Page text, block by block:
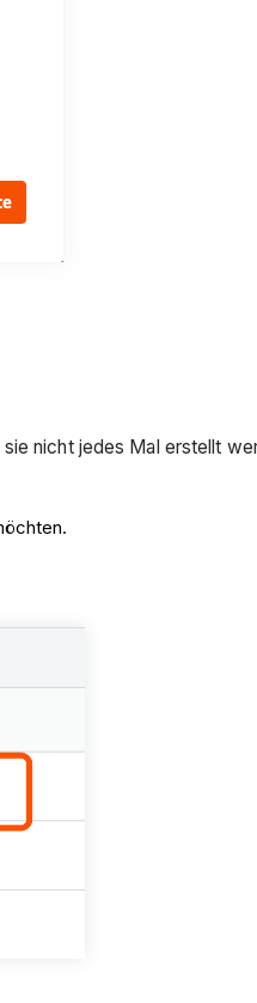
nicht jedes Mal erstellt